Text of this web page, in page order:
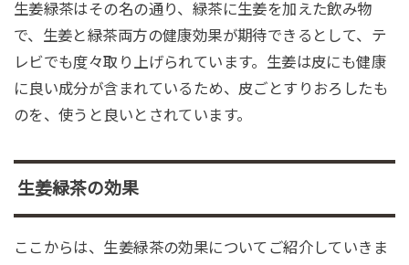
生姜緑茶はその名の通り、緑茶に生姜を加えた飲み物
で、生姜と緑茶両方の健康効果が期待できるとして、テ
レビでも度々取り上げられています。生姜は皮にも健康
に良い成分が含まれているため、皮ごとすりおろしたも
のを、使うと良いとされています。
生姜緑茶の効果
ここからは、生姜緑茶の効果についてご紹介していきま